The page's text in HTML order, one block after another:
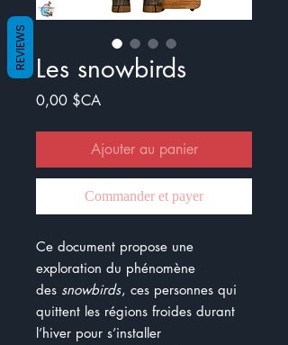
Les snowbirds
0,00 $CAPrix
Ajouter au panier
Commander et payer
Ce document propose une
exploration du phénomène
des snowbirds, ces personnes qui
quittent les régions froides durant
l’hiver pour s’installer
REVIEWS